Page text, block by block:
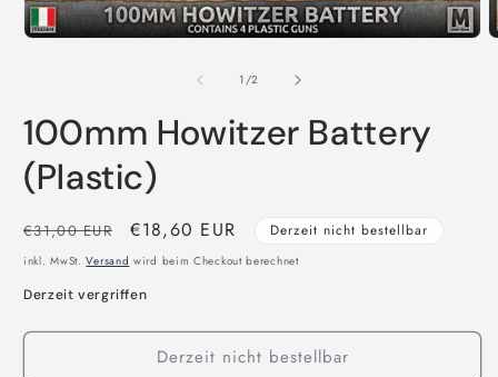
1/von
2
100mm Howitzer Battery
(Plastic)
Normaler
Preis
€31,00 EUR Verkaufspreis
€18,60 EUR Derzeit nicht bestellbar
inkl. MwSt.Versand wird beim Checkout berechnet
Derzeit vergriffen
Derzeit nicht bestellbar